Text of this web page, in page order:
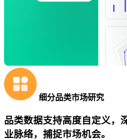
细分品类市场研究
品类数据支持高度自定义，
业脉络，捕捉市场机会。